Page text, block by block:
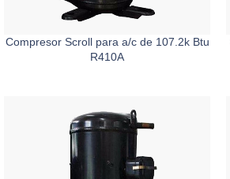
Compresor Scroll para a/c de 107.2k Btu
R410A